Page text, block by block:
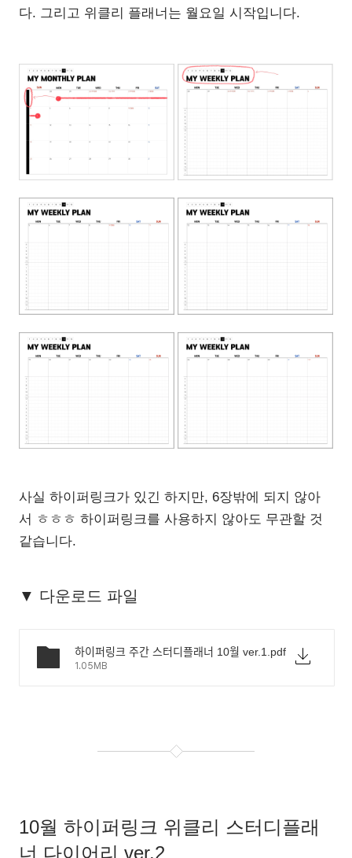
다. 그리고 위클리 플래너는 월요일 시작입니다.
사실 하이퍼링크가 있긴 하지만, 6장밖에 되지 않아
서 ㅎㅎㅎ 하이퍼링크를 사용하지 않아도 무관할 것
같습니다.
▼ 다운로드 파일
하이퍼링크 주간 스터디플래너 10월 ver.1.pdf
1.05MB
10월 하이퍼링크 위클리 스터디플래
너 다이어리 ver.2